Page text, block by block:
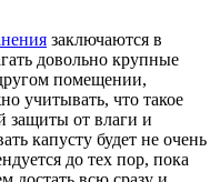
заключаются в
довольно крупные
помещении,
учитывать, что такое
защиты от влаги и
капусту будет не очень
до тех пор, пока